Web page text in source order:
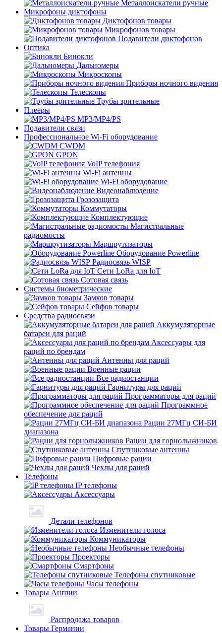
Металлоискатели ручные
Микрофоны диктофоны
Диктофонов товары
Микрофонов товары
Подавители диктофонов
Оптика
Бинокли
Дальномеры
Микроскопы
Приборы ночного видения
Телескопы
Трубы зрительные
Плееры
MP3/MP4/PS
Подавители связи
Профессиональное Wi-Fi оборудование
CWDM
GPON
VoIP телефония
Wi-Fi антенны
Wi-Fi оборудование
Видеонаблюдение
Грозозащита
Коммутаторы
Комплектующие
Магистральные
радиомосты
Маршрутизаторы
Оборудование Powerline
Радиосвязь WISP
Сети LoRa для IoT
Сотовая связь
Системы биометрические
Замков товары
Сейфов товары
Средства радиосвязи
Аккумуляторные
батареи для раций
Аксессуары для
раций по брендам
Антенны для раций
Военные рации
Все радиостанции
Гарнитуры для раций
Программаторы для раций
Программное
обеспечение для раций
Рации 27МГц СИ-БИ
диапазона
Рации для горнолыжников
Спутниковые антенны
Цифровые рации
Чехлы для раций
Телефоны
IP телефоны
Аксессуары
Детали телефонов
Изменители голоса
Коммуникаторы
Необычные телефоны
Проекторы
Смартфоны
Телефоны спутниковые
Часы телефоны
Товары Англии
Распродажа товаров
Товары Германии